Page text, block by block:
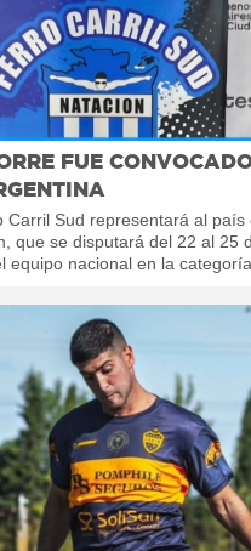
FUE
Carril Sud representará al país
que se disputará del 22 al 25
equipo nacional en la